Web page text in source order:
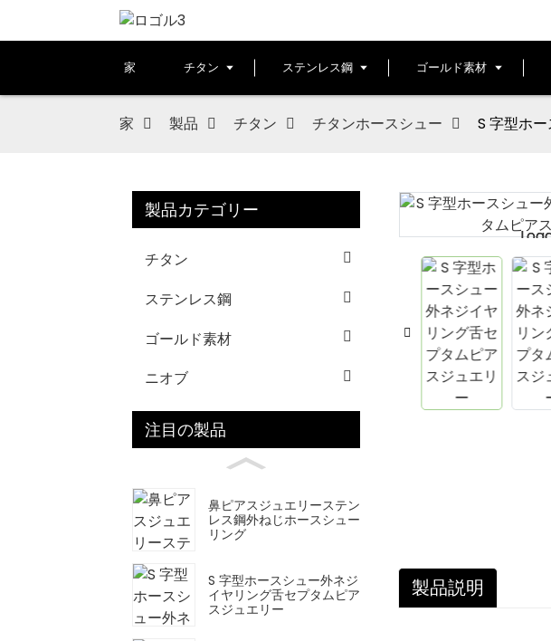
家 チタン ステンレス鋼 ゴールド素材
家 製品 チタン チタンホースシュー S 字型ホ
製品カテゴリー
チタン
ステンレス鋼
ゴールド素材
ニオブ
注目の製品
鼻ピアスジュエリーステン
レス鋼外ねじホースシュー
リング
S 字型ホースシュー外ネジ
イヤリング舌セプタムピア
スジュエリー
製品説明